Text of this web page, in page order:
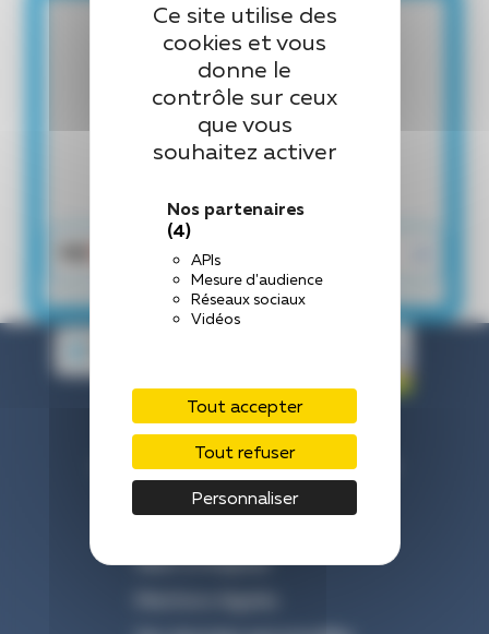
Ce site utilise des
cookies et vous
donne le
contrôle sur ceux
que vous
souhaitez activer
Nos partenaires
(4)
APIs
Mesure d'audience
Réseaux sociaux
Vidéos
Tout accepter
Tout refuser
Personnaliser
Centre Hospitalier de Laval
33 Rue du Haut Rocher, 53000 Laval
Nous contacter : 02 43 66 50 00
Venir à l’hôpital